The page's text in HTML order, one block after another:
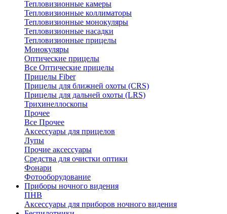
Тепловизионные камеры
Тепловизионные коллиматоры
Тепловизионные монокуляры
Тепловизионные насадки
Тепловизионные прицелы
Монокуляры
Оптические прицелы
Все Оптические прицелы
Прицелы Fiber
Прицелы для ближней охоты (CRS)
Прицелы для дальней охоты (LRS)
Трихинеллоскопы
Прочее
Все Прочее
Аксессуары для прицелов
Лупы
Прочие аксессуары
Средства для очистки оптики
Фонари
Фотооборудование
Приборы ночного видения
ПНВ
Аксессуары для приборов ночного видения